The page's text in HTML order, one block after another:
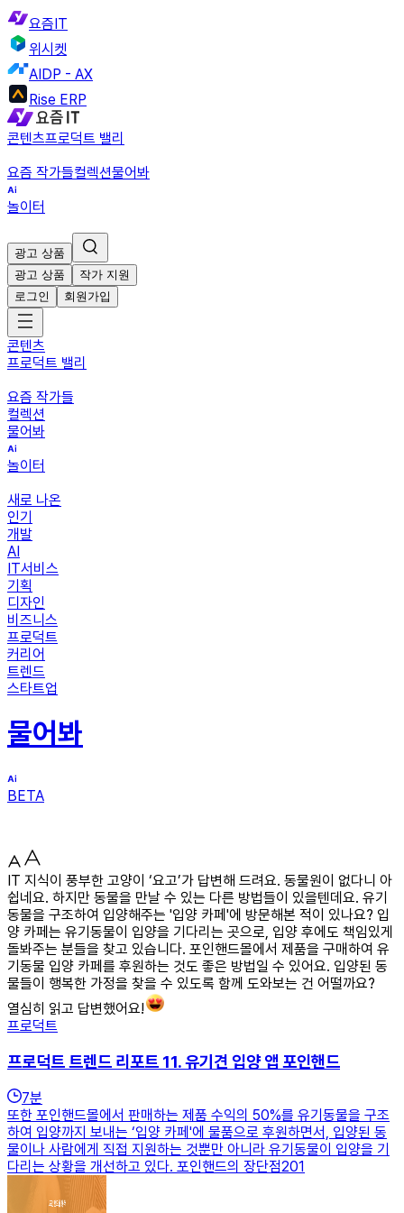
요즘IT
위시켓
AIDP - AX
Rise ERP
콘텐츠프로덕트 밸리
요즘 작가들컬렉션물어봐
놀이터
광고 상품
광고 상품
작가 지원
로그인
회원가입
콘텐츠
프로덕트 밸리
요즘 작가들
컬렉션
물어봐
놀이터
새로 나온
인기
개발
AI
IT서비스
기획
디자인
비즈니스
프로덕트
커리어
트렌드
스타트업
물어봐
BETA
IT 지식이 풍부한 고양이 ‘요고’가 답변해 드려요. 동물원이 없다니 아
쉽네요. 하지만 동물을 만날 수 있는 다른 방법들이 있을텐데요. 유기
동물을 구조하여 입양해주는 '입양 카페'에 방문해본 적이 있나요? 입
양 카페는 유기동물이 입양을 기다리는 곳으로, 입양 후에도 책임있게
돌봐주는 분들을 찾고 있습니다. 포인핸드몰에서 제품을 구매하여 유
기동물 입양 카페를 후원하는 것도 좋은 방법일 수 있어요. 입양된 동
물들이 행복한 가정을 찾을 수 있도록 함께 도와보는 건 어떨까요?
열심히 읽고 답변했어요!
프로덕트
프로덕트 트렌드 리포트 11. 유기견 입양 앱 포인핸드
7분
또한 포인핸드몰에서 판매하는 제품 수익의 50%를 유기동물을 구조
하여 입양까지 보내는 ‘입양 카페'에 물품으로 후원하면서, 입양된 동
물이나 사람에게 직접 지원하는 것뿐만 아니라 유기동물이 입양을 기
다리는 상황을 개선하고 있다. 포인핸드의 장단점201